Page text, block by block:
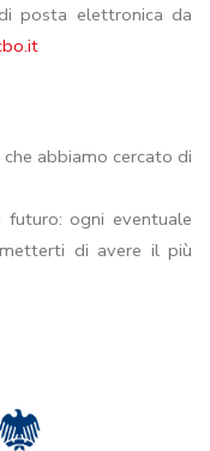
posta elettronica da
abbiamo cercato di
futuro: ogni eventuale
di avere il più